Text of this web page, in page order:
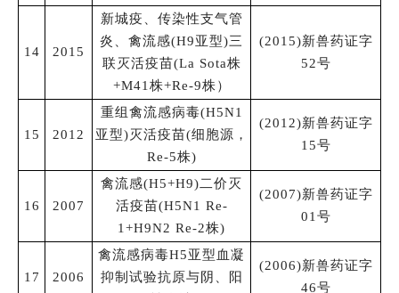
14 2015
新城疫、传染性支气管
炎、禽流感(H9亚型)三
联灭活疫苗(La Sota株
+M41株+Re-9株）
(2015)新兽药证字
52号
15 2012
重组禽流感病毒(H5N1
亚型)灭活疫苗(细胞源，
Re-5株)
(2012)新兽药证字
15号
16 2007
禽流感(H5+H9)二价灭
活疫苗(H5N1 Re-
1+H9N2 Re-2株)
(2007)新兽药证字
01号
17 2006
禽流感病毒H5亚型血凝
抑制试验抗原与阴、阳
(2006)新兽药证字
46号